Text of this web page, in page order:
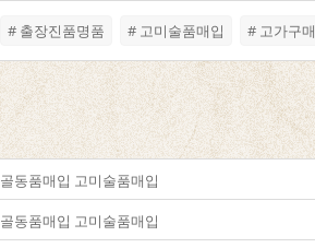
# 출장진품명품 # 고미술품매입 # 고가구
골동품매입 고미술품매입
골동품매입 고미술품매입